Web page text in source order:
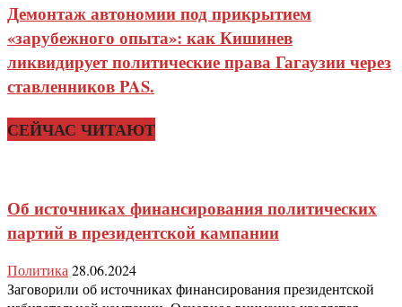
Демонтаж автономии под прикрытием
«зарубежного опыта»: как Кишинев
ликвидирует политические права Гагаузии через
ставленников PAS.
СЕЙЧАС ЧИТАЮТ
Об источниках финансирования политических
партий в президентской кампании
Политика28.06.2024
Заговорили об источниках финансирования президентской